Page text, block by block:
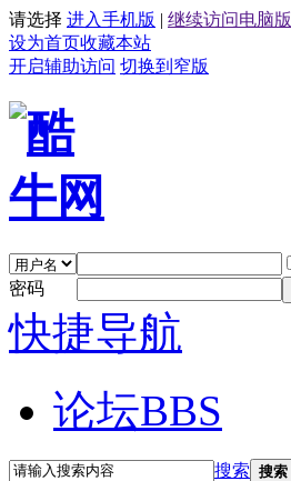
请选择 进入手机版 | 继续访问电脑版
设为首页收藏本站
开启辅助访问 切换到窄版
密码
快捷导航
论坛BBS
搜索 搜索